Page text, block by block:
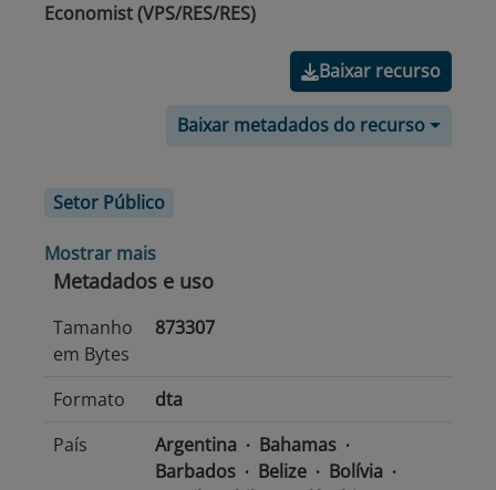
Economist (VPS/RES/RES)
Baixar recurso
Baixar metadados do recurso
Setor Público
Mostrar mais
Metadados e uso
Tamanho
em Bytes
873307
Formato
dta
País
Argentina
Bahamas
Barbados
Belize
Bolívia